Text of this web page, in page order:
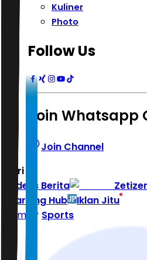
Kuliner
Photo
Follow Us
Join Whatsapp
Join Channel
Hari ini
Indeks Berita
Learning Hub
Iklan Jitu
Home
Sports